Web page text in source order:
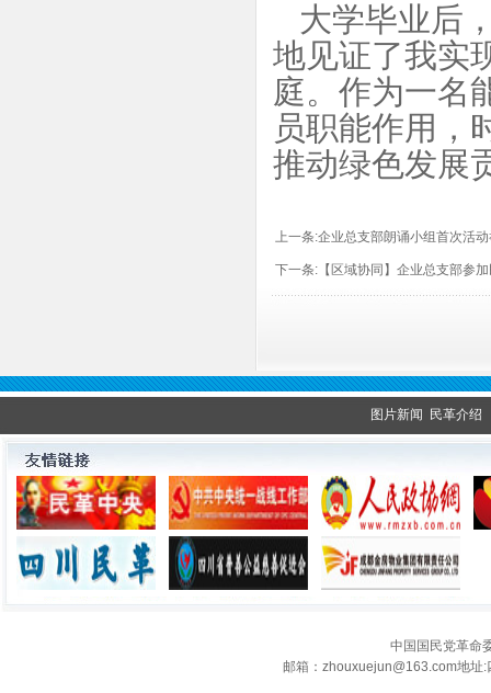
大学毕业后
地见证了我实
庭。 作为一名
员职能作用，
推动绿色发展
上一条:企业总支部朗诵小组首次活
下一条: 【区域协同】企业总支部参
图片新闻 民革介绍
中国国民党革命
邮箱：zhouxuejun@163.com地址